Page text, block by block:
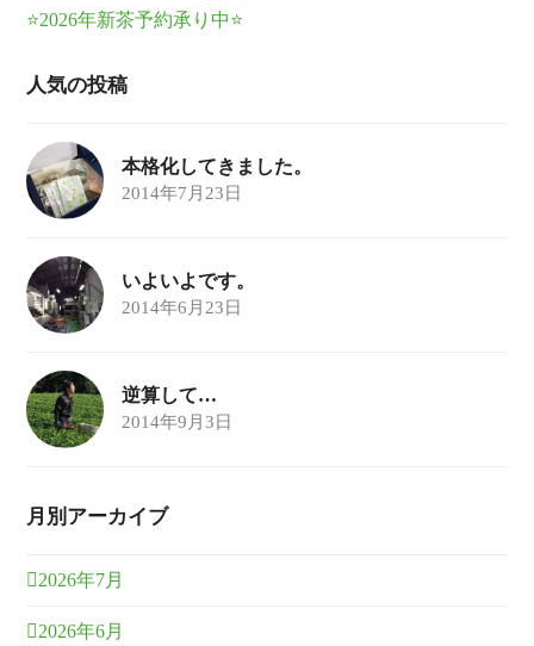
⭐2026年新茶予約承り中⭐
人気の投稿
本格化してきました。
2014年7月23日
いよいよです。
2014年6月23日
逆算して…
2014年9月3日
月別アーカイブ
2026年7月
2026年6月